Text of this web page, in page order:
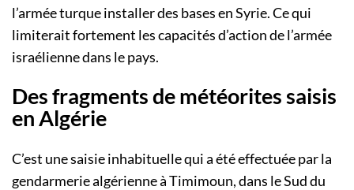
l’armée turque installer des bases en Syrie. Ce qui
limiterait fortement les capacités d’action de l’armée
israélienne dans le pays.
Des fragments de météorites saisis
en Algérie
C’est une saisie inhabituelle qui a été effectuée par la
gendarmerie algérienne à Timimoun, dans le Sud du